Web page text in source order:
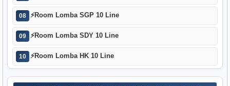
08 ⚡Room Lomba SGP 10 Line
09 ⚡Room Lomba SDY 10 Line
10 ⚡Room Lomba HK 10 Line